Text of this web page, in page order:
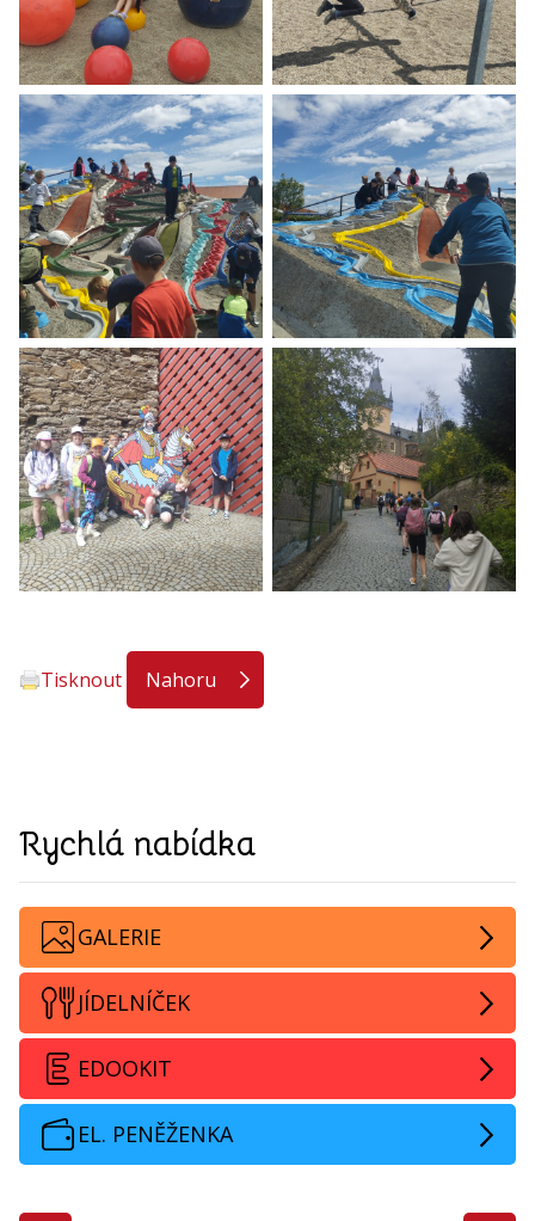
Tisknout Nahoru
Rychlá nabídka
GALERIE
JÍDELNÍČEK
EDOOKIT
EL. PENĚŽENKA